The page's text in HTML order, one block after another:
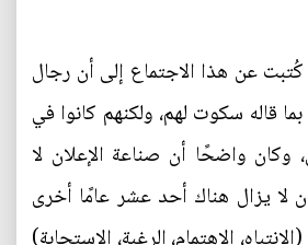
كُتبت عن هذا الاجتماع إلى أن رجال
قاله سكوت لهم، ولكنهم كانوا في
وكان واضحًا أن صناعة الإعلان لا
لا يزال هناك أحد عشر عامًا أخرى